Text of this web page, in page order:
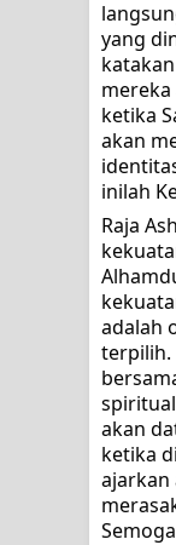
yang
ketika
akan
inilah
Raja
adalah
terpilih.
akan
ketika
ajarkan